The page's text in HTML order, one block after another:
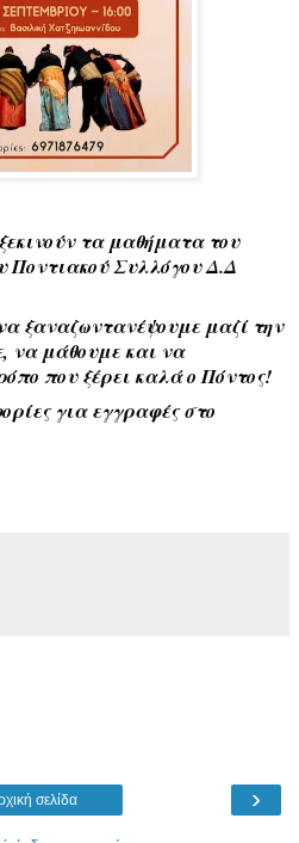
τα μαθήματα του
Ποντιακού Συλλόγου Δ.Δ
ξαναζωντανέψουμε μαζί την
να μάθουμε και να
που ξέρει καλά ο Πόντος!
για εγγραφές στο
›
σελίδα